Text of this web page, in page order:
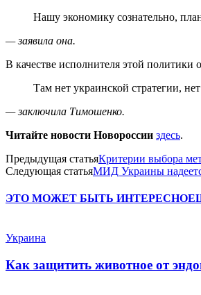
Нашу экономику сознательно,
— заявила она.
В качестве исполнителя этой
Там нет украинской стратегии,
— заключила Тимошенко.
Читайте новости Новороссии здесь.
Предыдущая статьяКритерии выбора
Следующая статьяМИД Украины
ЭТО МОЖЕТ БЫТЬ ИНТЕРЕСНО
Украина
Как защитить животное от